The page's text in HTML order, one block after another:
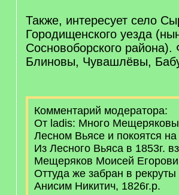
Также, интересует село
Городищенского уезда
Сосновоборского
Блиновы, Чувашлёвы,
Комментарий модератора:
От ladis: Много
Лесном Вьясе и покоятся
Из Лесного Вьяса в 1853г.
Мещеряков Моисей
Оттуда же забран в
Анисим Никитич, 1826г.р.